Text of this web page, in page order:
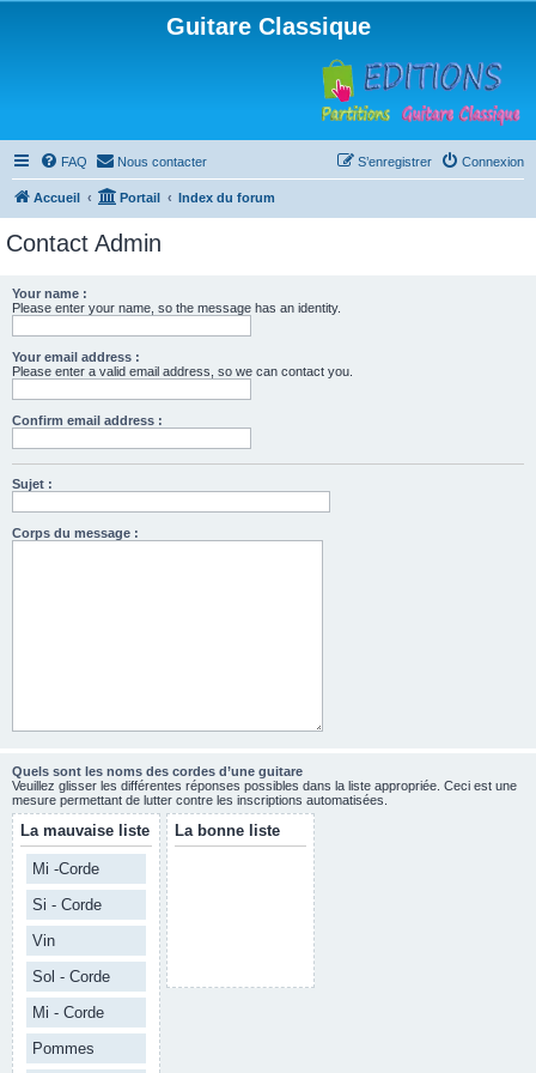
Guitare Classique
FAQ Nous contacter Connexion
S’enregistrer
Accueil Portail Index du forum
Contact Admin
Your name :
Please enter your name, so the message has an identity.
Your email address :
Please enter a valid email address, so we can contact you.
Confirm email address :
Sujet :
Corps du message :
Quels sont les noms des cordes d’une guitare
Veuillez glisser les différentes réponses possibles dans la liste appropriée. Ceci est une
mesure permettant de lutter contre les inscriptions automatisées.
La mauvaise liste
Mi -Corde
Si - Corde
Vin
Sol - Corde
Mi - Corde
Pommes
La bonne liste